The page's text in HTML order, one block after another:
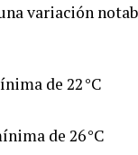
variación
de 22 °C
de 26 °C